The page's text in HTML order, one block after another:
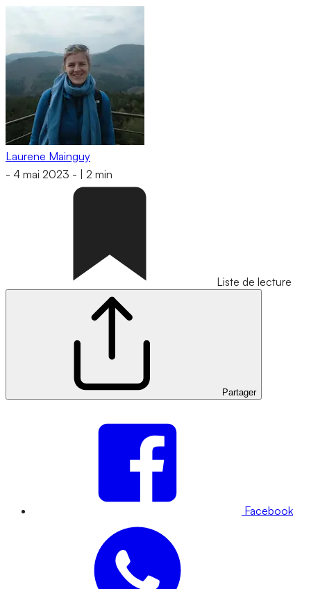
Laurene Mainguy
- 4 mai 2023 - 2 min
Liste de lecture
Partager
Facebook